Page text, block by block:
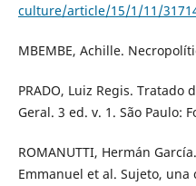
culture/article/15/1/11/
MBEMBE, Achille.
PRADO, Luiz Regis.
Geral. 3 ed. v. 1. São Paulo:
ROMANUTTI, Hermán
Emmanuel et al. Sujeto,